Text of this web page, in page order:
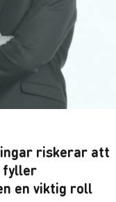
riskerar att
fyller
en viktig roll